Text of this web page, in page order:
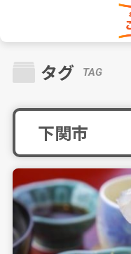
タグ TAG
下関市